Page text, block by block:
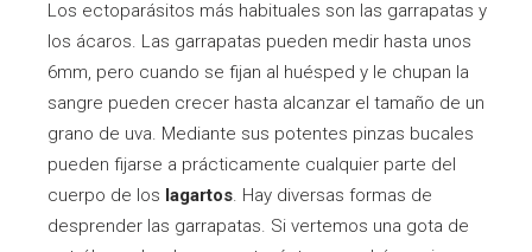
Los ectoparásitos más habituales son las garrapatas y
los ácaros. Las garrapatas pueden medir hasta unos
6mm, pero cuando se fijan al huésped y le chupan la
sangre pueden crecer hasta alcanzar el tamaño de un
grano de uva. Mediante sus potentes pinzas bucales
pueden fijarse a prácticamente cualquier parte del
cuerpo de los lagartos. Hay diversas formas de
desprender las garrapatas. Si vertemos una gota de